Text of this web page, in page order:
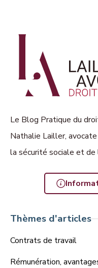
Le Blog Pratique du
Nathalie Lailler,
la sécurité sociale et
Thèmes d'articles
Contrats de travail
Rémunération,